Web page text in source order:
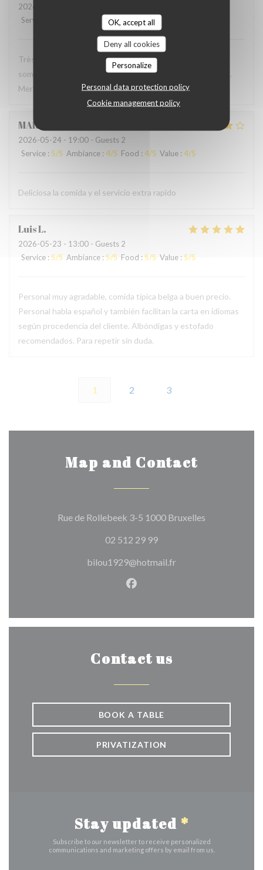
OK, accept all
Deny all cookies
Personalize
Personal data protection policy
Cookie management policy
2026-06-07
Service
5/5 Food: 5/5
Très bonne soirée dans cet établissement où nous nous
sommes régalés avec des plats authentiques de Bruxelles.
Merci à l'accueil ainsi qu'au service sans fausse note
MARCELA
2026-05-24 - 19:00 - Guests 2
Service : 5/5 Ambiance : 4/5 Food : 4/5 Value : 4/5
Deliciosa la comida y el servicio extra rapido
LuisL
2026-05-23 - 13:00 - Guests 2
Service :5/5 Ambiance :5/5 Food :5/5 Value :5/5
Personal muy agradable, comida típica belga a buen precio.
Personal habla español y también facilitan la carta en idiomas
según procedencia del cliente. Albóndigas y estofado
recomendados. Para repetir sin duda.
1 2 3
Map and Contact
Rue de Rollebeek 3-5 1000 Bruxelles
02 512 29 99
bilou1929@hotmail.fr
Facebook ((opens in a new
Contact us
BOOK A TABLE
PRIVATIZATION
Stay updated *
Subscribe to our newsletter to receive personalized
communications and marketing offers by email from us.